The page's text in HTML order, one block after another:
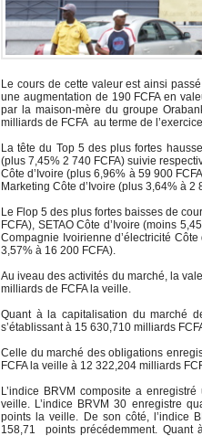
Le cours de cette valeur est ainsi
une augmentation de 190 FCFA en
par la maison-mère du groupe
milliards de FCFA au terme de
La tête du Top 5 des plus fortes
(plus 7,45% 2 740 FCFA) suivie
Côte d’Ivoire (plus 6,96% à 59 900
Marketing Côte d’Ivoire (plus 3,64% à 2
Le Flop 5 des plus fortes baisses de
FCFA), SETAO Côte d’Ivoire (moins
Compagnie Ivoirienne d’électricité
3,57% à 16 200 FCFA).
Au iveau des activités du marché, la
milliards de FCFA la veille.
Quant à la capitalisation du marché
s’établissant à 15 630,710 milliards
Celle du marché des obligations
FCFA la veille à 12 322,204 milliards
L’indice BRVM composite a
veille. L’indice BRVM 30 enregistre
points la veille. De son côté, l’indice
158,71 points précédemment. Quant